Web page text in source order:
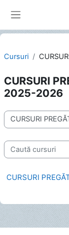
Cursuri
CURSURI
2025-2026
Categorii curs
Caută cursuri
CURSURI